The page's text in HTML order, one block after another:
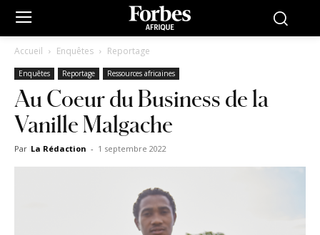
Accueil Enquêtes Reportage
Enquêtes Reportage Ressources africaines
Au Coeur du Business de la
Vanille Malgache
Par La Rédaction - 1 septembre 2022